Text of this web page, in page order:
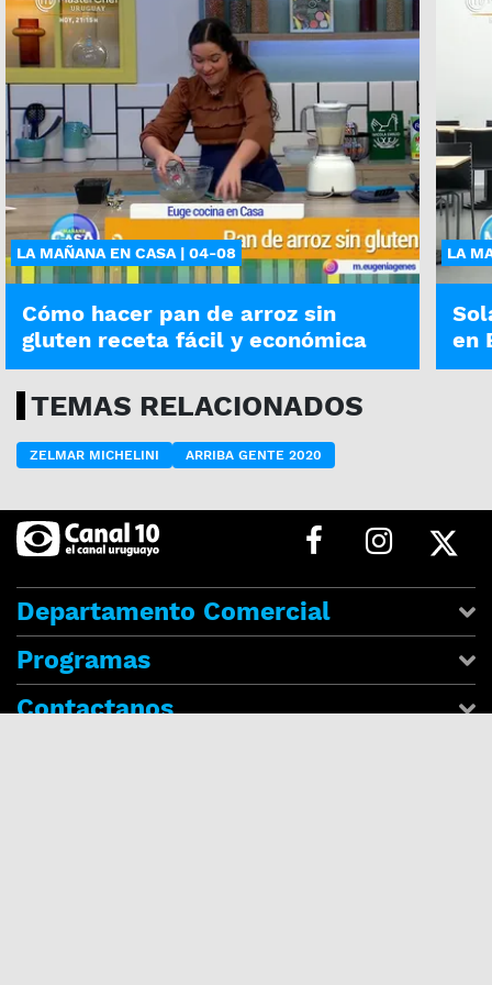
LA MAÑANA EN CASA | 04-08
Cómo hacer pan de arroz sin
gluten receta fácil y económica
LA
en
TEMAS RELACIONADOS
ZELMAR MICHELINI ARRIBA GENTE 2020
Departamento Comercial
Programas
Contactanos